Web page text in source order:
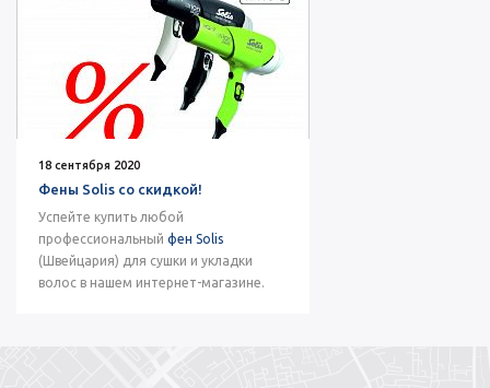
18 сентября 2020
Фены Solis со скидкой!
Успейте купить любой
профессиональный фен Solis
(Швейцария) для сушки и укладки
волос в нашем интернет-магазине.